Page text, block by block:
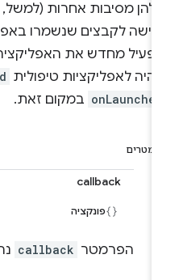
מסיבות אחרות (למשל,
לקבצים שנשמרו
מחדש את האפליקציה).
לאפליקציות טיפולית
במקום זאת.
callback
פונקציה
הפרמטר callback